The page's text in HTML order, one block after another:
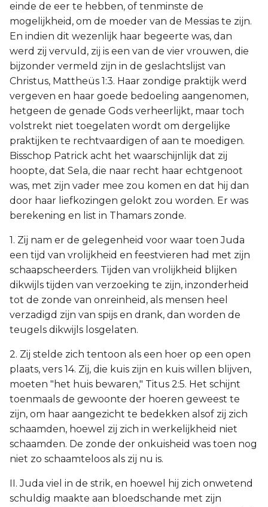
einde de eer te hebben, of tenminste de
mogelijkheid, om de moeder van de Messias te zijn.
En indien dit wezenlijk haar begeerte was, dan
werd zij vervuld, zij is een van de vier vrouwen, die
bijzonder vermeld zijn in de geslachtslijst van
Christus, Mattheüs 1:3. Haar zondige praktijk werd
vergeven en haar goede bedoeling aangenomen,
hetgeen de genade Gods verheerlijkt, maar toch
volstrekt niet toegelaten wordt om dergelijke
praktijken te rechtvaardigen of aan te moedigen.
Bisschop Patrick acht het waarschijnlijk dat zij
hoopte, dat Sela, die naar recht haar echtgenoot
was, met zijn vader mee zou komen en dat hij dan
door haar liefkozingen gelokt zou worden. Er was
berekening en list in Thamars zonde.
1. Zij nam er de gelegenheid voor waar toen Juda
een tijd van vrolijkheid en feestvieren had met zijn
schaapscheerders. Tijden van vrolijkheid blijken
dikwijls tijden van verzoeking te zijn, inzonderheid
tot de zonde van onreinheid, als mensen heel
verzadigd zijn van spijs en drank, dan worden de
teugels dikwijls losgelaten.
2. Zij stelde zich tentoon als een hoer op een open
plaats, vers 14. Zij, die kuis zijn en kuis willen blijven,
moeten "het huis bewaren," Titus 2:5. Het schijnt
toenmaals de gewoonte der hoeren geweest te
zijn, om haar aangezicht te bedekken alsof zij zich
schaamden, hoewel zij zich in werkelijkheid niet
schaamden. De zonde der onkuisheid was toen nog
niet zo schaamteloos als zij nu is.
II. Juda viel in de strik, en hoewel hij zich onwetend
schuldig maakte aan bloedschande met zijn